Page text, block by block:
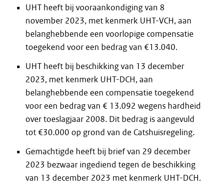
UHT heeft bij vooraankondiging van 8
november 2023, met kenmerk UHT-VCH, aan
belanghebbende een voorlopige compensatie
toegekend voor een bedrag van €13.040.
UHT heeft bij beschikking van 13 december
2023, met kenmerk UHT-DCH, aan
belanghebbende een compensatie toegekend
voor een bedrag van € 13.092 wegens hardheid
over toeslagjaar 2008. Dit bedrag is aangevuld
tot €30.000 op grond van de Catshuisregeling.
Gemachtigde heeft bij brief van 29 december
2023 bezwaar ingediend tegen de beschikking
van 13 december 2023 met kenmerk UHT-DCH.